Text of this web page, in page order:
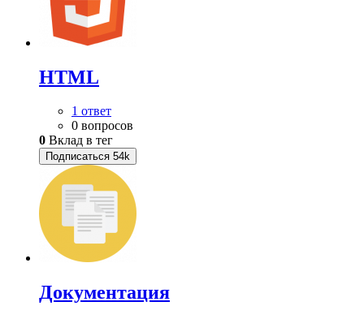
HTML
1 ответ
0 вопросов
0 Вклад в тег
Подписаться 54k
Документация